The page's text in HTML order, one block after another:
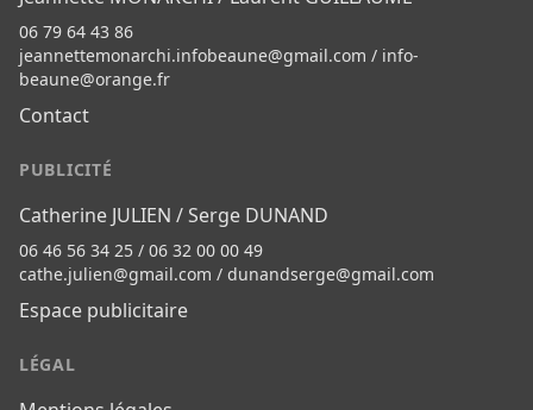
06 79 64 43 86
jeannettemonarchi.infobeaune@gmail.com / info-
beaune@orange.fr
Contact
PUBLICITÉ
Catherine JULIEN / Serge DUNAND
06 46 56 34 25 / 06 32 00 00 49
cathe.julien@gmail.com / dunandserge@gmail.com
Espace publicitaire
LÉGAL